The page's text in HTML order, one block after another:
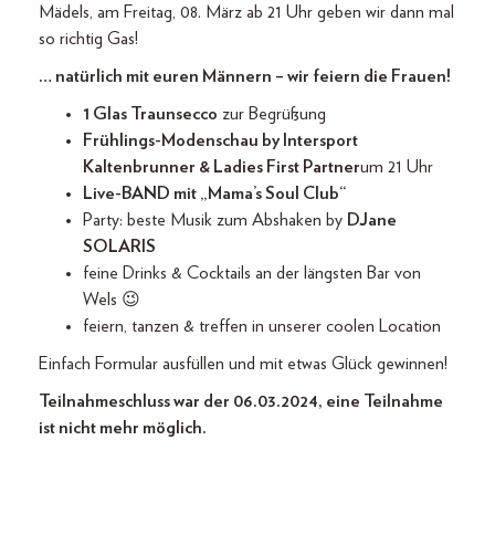
Mädels, am Freitag, 08. März ab 21 Uhr geben wir dann mal
so richtig Gas!
… natürlich mit euren Männern – wir feiern die Frauen!
1 Glas Traunsecco zur Begrüßung
Frühlings-Modenschau by Intersport
Kaltenbrunner & Ladies First Partnerum 21 Uhr
Live-BAND mit „Mama’s Soul Club“
Party: beste Musik zum Abshaken by DJane
SOLARIS
feine Drinks & Cocktails an der längsten Bar von
Wels 😉
feiern, tanzen & treffen in unserer coolen Location
Einfach Formular ausfüllen und mit etwas Glück gewinnen!
Teilnahmeschluss war der 06.03.2024, eine Teilnahme
ist nicht mehr möglich.